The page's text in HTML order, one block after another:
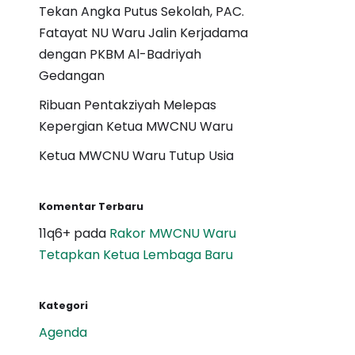
Tekan Angka Putus Sekolah, PAC.
Fatayat NU Waru Jalin Kerjadama
dengan PKBM Al-Badriyah
Gedangan
Ribuan Pentakziyah Melepas
Kepergian Ketua MWCNU Waru
Ketua MWCNU Waru Tutup Usia
Komentar Terbaru
11q6+ pada Rakor MWCNU Waru
Tetapkan Ketua Lembaga Baru
Kategori
Agenda